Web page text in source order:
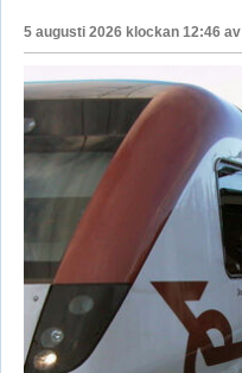
5 augusti 2026 klockan 12:46 av